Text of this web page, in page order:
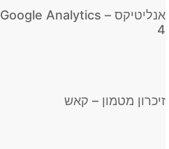
אנליטיקס – Google Analytics
4
זיכרון מטמון – קאש